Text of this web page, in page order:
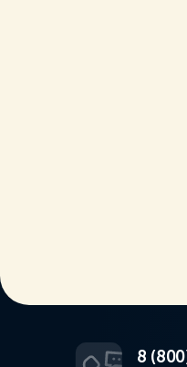
8